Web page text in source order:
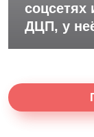
ДЦП, у